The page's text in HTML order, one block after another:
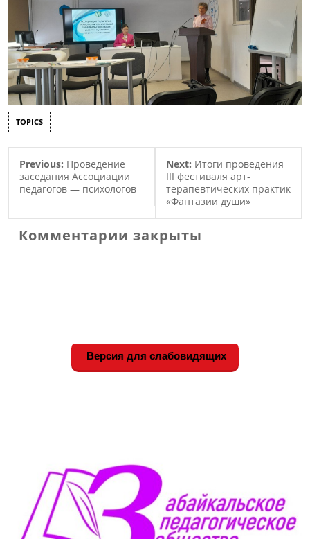
TOPICS
Previous: Проведение
заседания Ассоциации
педагогов — психологов
Next: Итоги проведения
III фестиваля арт-
терапевтических практик
«Фантазии души»
Комментарии закрыты
Версия для слабовидящих